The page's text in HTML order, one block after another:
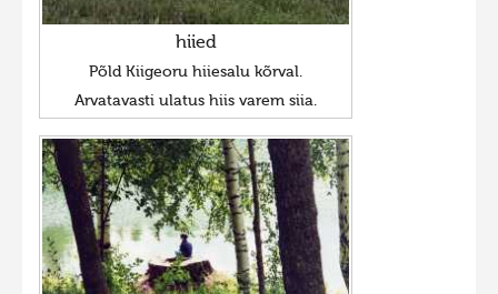
hiied
Põld Kiigeoru hiiesalu kõrval.
Arvatavasti ulatus hiis varem siia.